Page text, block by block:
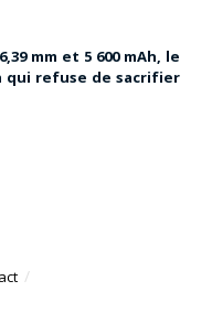
mm et 5 600 mAh, le
refuse de sacrifier